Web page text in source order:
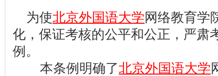
为使北京外国语大学网络教育学
化，保证考核的公平和公正，严肃
例。
本条例明确了北京外国语大学